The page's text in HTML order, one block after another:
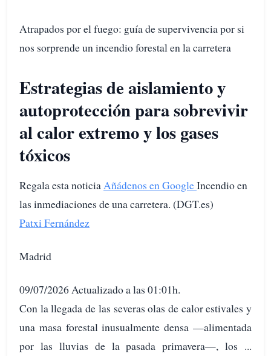
Atrapados por el fuego: guía de supervivencia por si
nos sorprende un incendio forestal en la carretera
Estrategias de aislamiento y
autoprotección para sobrevivir
al calor extremo y los gases
tóxicos
Regala esta noticia Añádenos en GoogleIncendio en
las inmediaciones de una carretera. (DGT.es)
Patxi Fernández
Madrid
09/07/2026 Actualizado a las 01:01h.
Con la llegada de las severas olas de calor estivales y
una masa forestal inusualmente densa —alimentada
por las lluvias de la pasada primavera—, los ...